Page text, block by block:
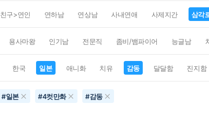
친구>연인 연하남 연상남 사내연애 사제지간 삼각
용사마왕 인기남 전문직 좀비/뱀파이어 능글남
한국 일본 애니화 치유 감동 달달함 진지함
#일본 #4컷만화 #감동